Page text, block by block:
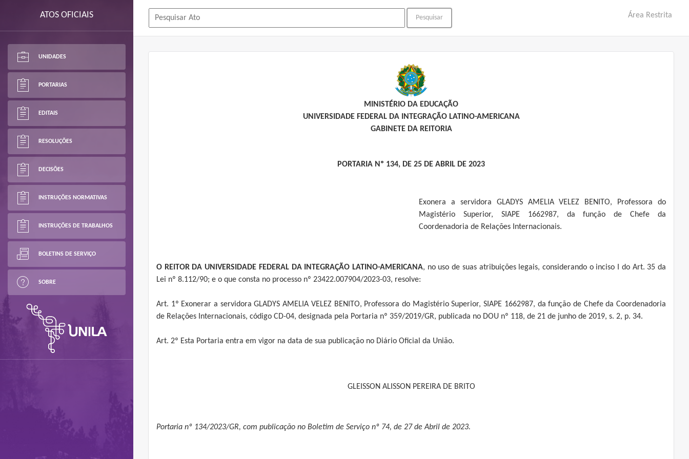
ATOS OFICIAIS
UNIDADES
PORTARIAS
EDITAIS
RESOLUÇÕES
DECISÕES
INSTRUÇÕES NORMATIVAS
INSTRUÇÕES DE TRABALHOS
BOLETINS DE SERVIÇO
SOBRE
Área Restrita
MINISTÉRIO DA EDUCAÇÃO
UNIVERSIDADE FEDERAL DA INTEGRAÇÃO LATINO-AMERICANA
GABINETE DA REITORIA
PORTARIA Nº 134, DE 25 DE ABRIL DE 2023
Exonera a servidora GLADYS AMELIA VELEZ BENITO, Professora do
Magistério Superior, SIAPE 1662987, da função de Chefe da
Coordenadoria de Relações Internacionais.
O REITOR DA UNIVERSIDADE FEDERAL DA INTEGRAÇÃO LATINO-AMERICANA, no uso de suas atribuições legais, considerando o inciso I do Art. 35 da
Lei nº 8.112/90; e o que consta no processo nº 23422.007904/2023-03, resolve:
Art. 1º Exonerar a servidora GLADYS AMELIA VELEZ BENITO, Professora do Magistério Superior, SIAPE 1662987, da função de Chefe da Coordenadoria
de Relações Internacionais, código CD-04, designada pela Portaria nº 359/2019/GR, publicada no DOU nº 118, de 21 de junho de 2019, s. 2, p. 34.
Art. 2º Esta Portaria entra em vigor na data de sua publicação no Diário Oficial da União.
GLEISSON ALISSON PEREIRA DE BRITO
Portaria nº 134/2023/GR, com publicação no Boletim de Serviço nº 74, de 27 de Abril de 2023.